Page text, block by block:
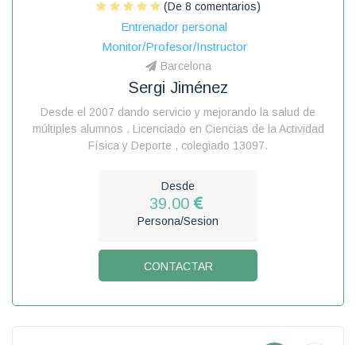
(De 8 comentarios)
Entrenador personal
Monitor/Profesor/Instructor
Barcelona
Sergi Jiménez
Desde el 2007 dando servicio y mejorando la salud de
múltiples alumnos . Licenciado en Ciencias de la Actividad
Física y Deporte , colegiado 13097.
Desde
39.00
Persona/Sesion
CONTACTAR